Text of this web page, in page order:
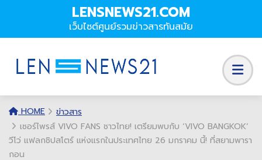
LENSNEWS21.COM
เว็บไซต์ศูนย์รวมข่าวสารทันสมัย
HOME
ข่าวสาร
เซอร์ไพรส์ VIVO FANS ชาวไทย! เตรียมพบกับ ‘VIVO BANGKOK’
วีโว่ แฟลกชิปสโตร์ แห่งแรกในประเทศไทย 26 มกราคม นี้! ที่สยามพารา
กอน